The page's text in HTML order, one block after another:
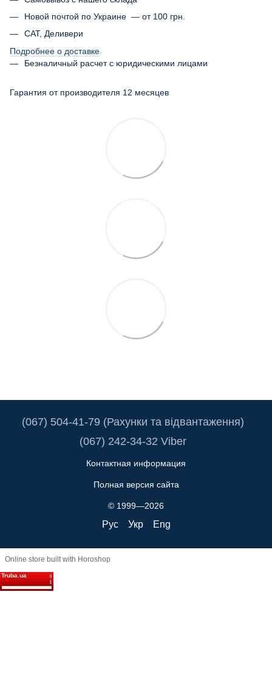
Новой почтой по Украине — от 100 грн.
САТ, Деливери
Подробнее о доставке
Безналичный расчет с юридическими лицами
Гарантия от производителя 12 месяцев
(067) 504-41-79 (Рахунки та відвантаження)
(067) 242-34-32 Viber
Контактная информация
Полная версия сайта
© 1999—2026
Рус Укр Eng
Online store built with Horoshop
Truba.ua